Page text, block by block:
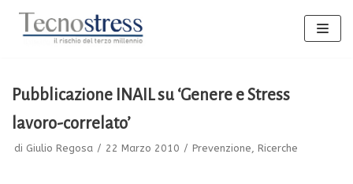
Pubblicazione INAIL su ‘Genere e Stress
lavoro-correlato’
di Giulio Regosa 22 Marzo 2010 Prevenzione Ricerche